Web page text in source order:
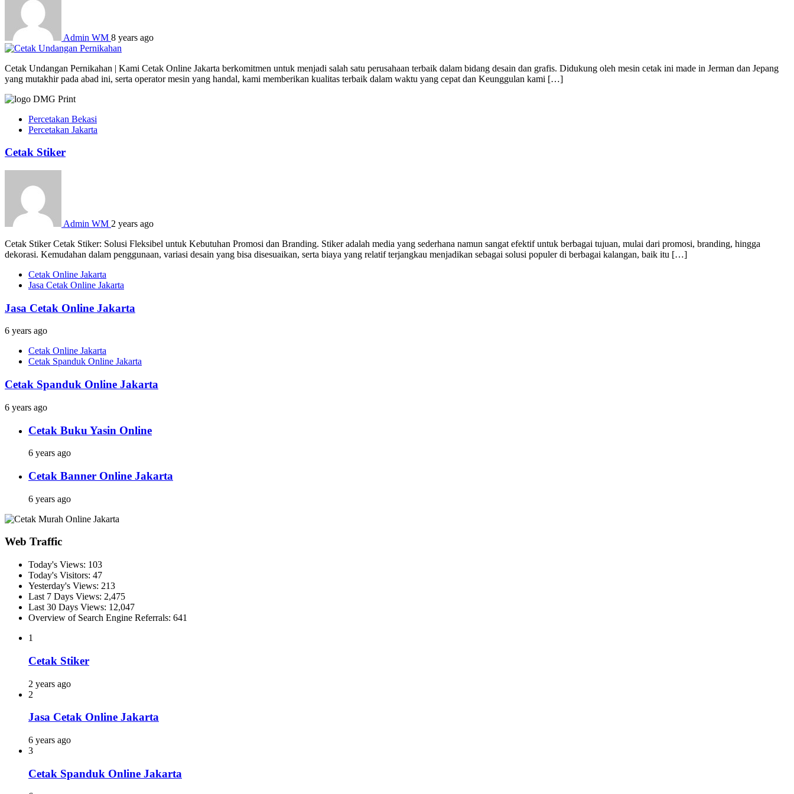
Admin WM 8 years ago
Cetak Undangan Pernikahan | Kami Cetak Online Jakarta berkomitmen untuk menjadi salah satu perusahaan terbaik dalam bidang desain dan grafis. Didukung oleh mesin cetak ini made in Jerman dan Jepang
yang mutakhir pada abad ini, serta operator mesin yang handal, kami memberikan kualitas terbaik dalam waktu yang cepat dan Keunggulan kami […]
Percetakan Bekasi
Percetakan Jakarta
Cetak Stiker
Admin WM 2 years ago
Cetak Stiker Cetak Stiker: Solusi Fleksibel untuk Kebutuhan Promosi dan Branding. Stiker adalah media yang sederhana namun sangat efektif untuk berbagai tujuan, mulai dari promosi, branding, hingga
dekorasi. Kemudahan dalam penggunaan, variasi desain yang bisa disesuaikan, serta biaya yang relatif terjangkau menjadikan sebagai solusi populer di berbagai kalangan, baik itu […]
Cetak Online Jakarta
Jasa Cetak Online Jakarta
Jasa Cetak Online Jakarta
6 years ago
Cetak Online Jakarta
Cetak Spanduk Online Jakarta
Cetak Spanduk Online Jakarta
6 years ago
Cetak Buku Yasin Online
6 years ago
Cetak Banner Online Jakarta
6 years ago
Web Traffic
Today's Views: 103
Today's Visitors: 47
Yesterday's Views: 213
Last 7 Days Views: 2,475
Last 30 Days Views: 12,047
Overview of Search Engine Referrals: 641
1
Cetak Stiker
2 years ago
2
Jasa Cetak Online Jakarta
6 years ago
3
Cetak Spanduk Online Jakarta